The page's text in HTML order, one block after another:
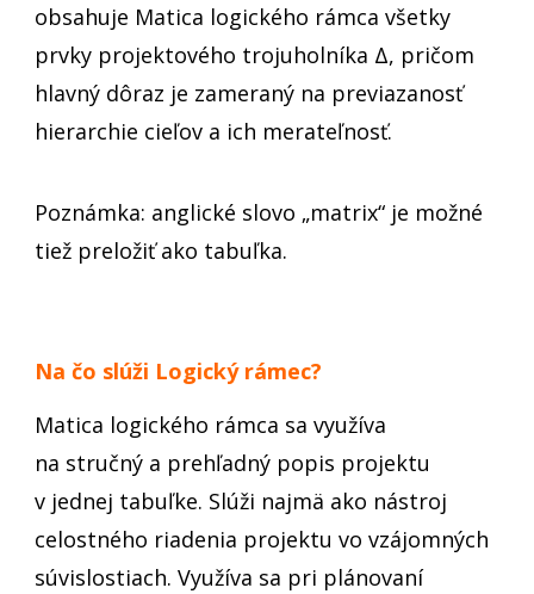
obsahuje Matica logického rámca všetky
prvky projektového trojuholníka Δ, pričom
hlavný dôraz je zameraný na previazanosť
hierarchie cieľov a ich merateľnosť.
Poznámka: anglické slovo „matrix“ je možné
tiež preložiť ako tabuľka.
Na čo slúži Logický rámec?
Matica logického rámca sa využíva
na stručný a prehľadný popis projektu
v jednej tabuľke. Slúži najmä ako nástroj
celostného riadenia projektu vo vzájomných
súvislostiach. Využíva sa pri plánovaní